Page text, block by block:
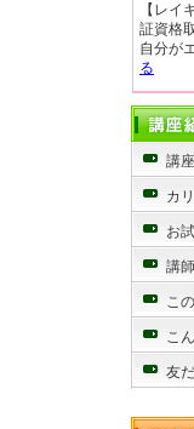
【レイ
証資格
自分が
る
講
カ
お
講
こ
こ
友